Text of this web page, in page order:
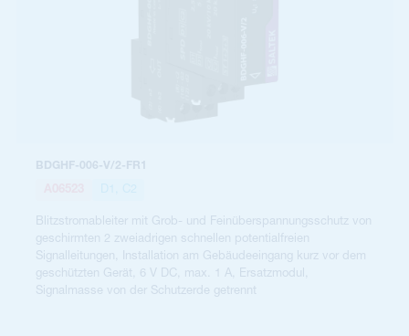
BDGHF-006-V/2-FR1
Blitzstromableiter mit Grob- und Feinüberspannungsschutz von
geschirmten 2 zweiadrigen schnellen potentialfreien
Signalleitungen, Installation am Gebäudeeingang kurz vor dem
geschützten Gerät, 6 V DC, max. 1 A, Ersatzmodul,
Signalmasse von der Schutzerde getrennt